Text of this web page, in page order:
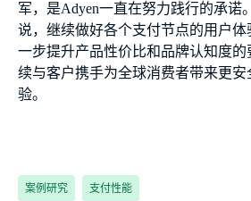
军，是Adyen一直在努力践行的承诺
说，继续做好各个支付节点的用户
一步提升产品性价比和品牌认知度的
续与客户携手为全球消费者带来更
验。
案例研究 支付性能